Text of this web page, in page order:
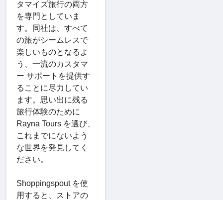
タマイズ旅行の両方
を専門としていま
す。同社は、すべて
の旅がシームレスで
楽しいものとなるよ
う、一流のカスタマ
ー サポートを提供す
ることに尽力してい
ます。思い出に残る
旅行体験のために
Rayna Tours を選び、
これまでにないよう
な世界を発見してく
ださい。
Shoppingspout を使
用すると、ストアの